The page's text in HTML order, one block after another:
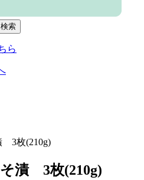
検索
3枚(210g)
漬 3枚(210g)